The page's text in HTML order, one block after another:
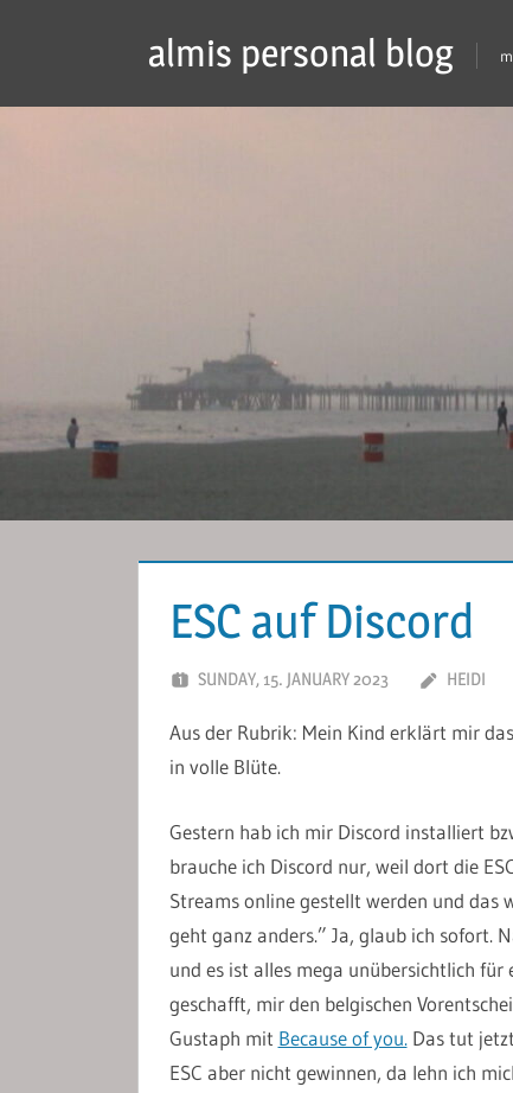
almis personal blog
ESC auf Discord
SUNDAY, 15. JANUARY 2023 HEIDI
Aus der Rubrik: Mein Kind erklärt mir
in volle Blüte.
Gestern hab ich mir Discord installiert
brauche ich Discord nur, weil dort die
Streams online gestellt werden und das
geht ganz anders.” Ja, glaub ich sofort.
und es ist alles mega unübersichtlich für
geschafft, mir den belgischen
Gustaph mit Because of you.Das tut
ESC aber nicht gewinnen, da lehn ich